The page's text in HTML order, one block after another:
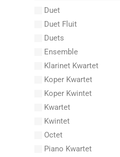
Abt, Franz Wilhelm
AC/DC
Achleitner, Rudolf
Acker, Dieter
Acosta, Omar
Adam Gorb
Adam, Adolphe Charles
Adam, Amy
Adams, Billy
Adams, Bryan
Adams, Byron
Duet
Duet Fluit
Duets
Ensemble
Klarinet Kwartet
Koper Kwartet
Koper Kwintet
Kwartet
Kwintet
Octet
Piano Kwartet